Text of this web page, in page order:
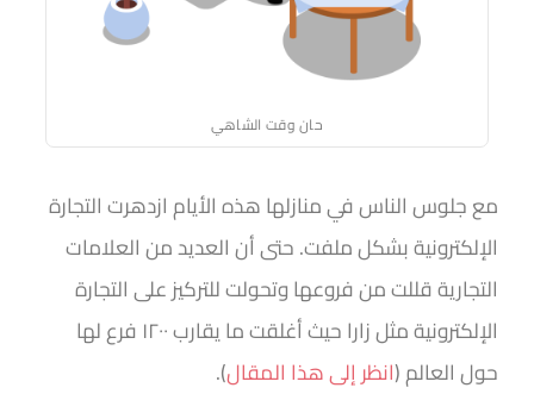
حان وقت الشاهي
مع جلوس الناس في منازلها هذه الأيام ازدهرت التجارة
الإلكترونية بشكل ملفت. حتى أن العديد من العلامات
التجارية قللت من فروعها وتحولت للتركيز على التجارة
الإلكترونية مثل زارا حيث أغلقت ما يقارب ١٢٠٠ فرع لها
حول العالم (انظر إلى هذا المقال).